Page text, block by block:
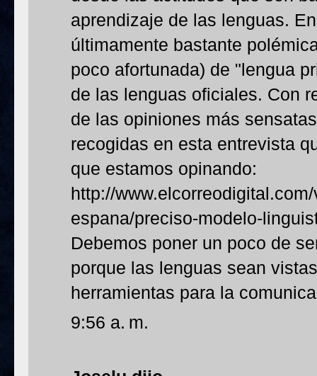
aprendizaje de las lenguas.
últimamente bastante
poco afortunada) de "lengua
de las lenguas oficiales. Con
de las opiniones más
recogidas en esta entrevista
que estamos opinando:
http://
espana/preciso-modelo-
Debemos poner un poco de
porque las lenguas sean
herramientas para la
9:56 a. m.